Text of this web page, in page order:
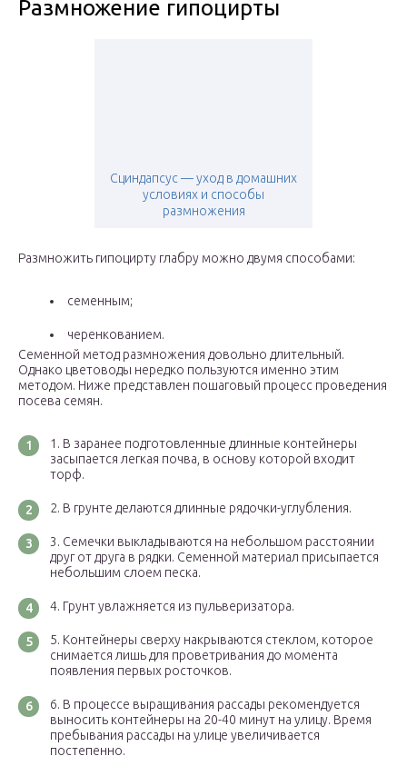
Размножение гипоцирты
Сциндапсус — уход в домашних
условиях и способы
размножения
Размножить гипоцирту глабру можно двумя способами:
семенным;
черенкованием.
Семенной метод размножения довольно длительный.
Однако цветоводы нередко пользуются именно этим
методом. Ниже представлен пошаговый процесс проведения
посева семян.
В заранее подготовленные длинные контейнеры
засыпается легкая почва, в основу которой входит
торф.
В грунте делаются длинные рядочки-углубления.
Семечки выкладываются на небольшом расстоянии
друг от друга в рядки. Семенной материал присыпается
небольшим слоем песка.
Грунт увлажняется из пульверизатора.
Контейнеры сверху накрываются стеклом, которое
снимается лишь для проветривания до момента
появления первых росточков.
В процессе выращивания рассады рекомендуется
выносить контейнеры на 20-40 минут на улицу. Время
пребывания рассады на улице увеличивается
постепенно.